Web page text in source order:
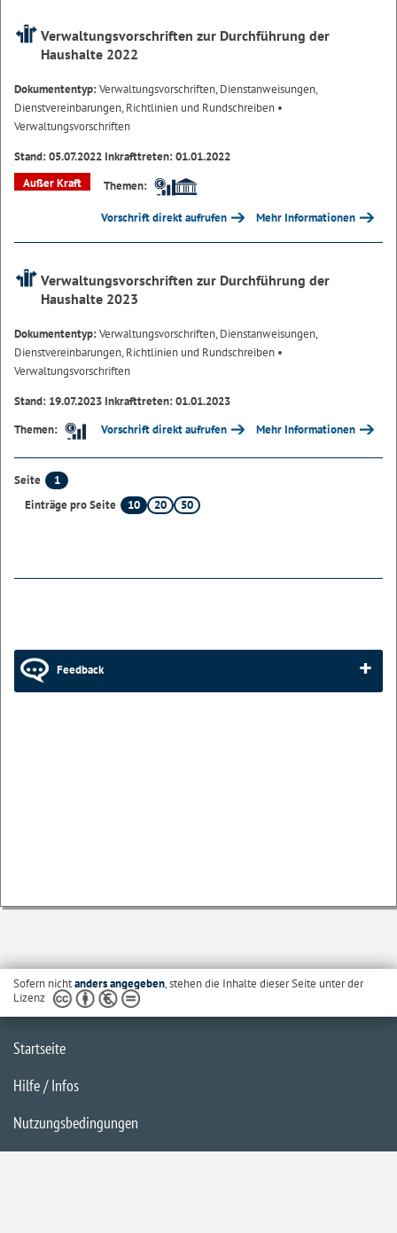
Verwaltungsvorschriften zur Durchführung der
Haushalte 2022
Dokumententyp:Verwaltungsvorschriften, Dienstanweisungen,
Dienstvereinbarungen, Richtlinien und Rundschreiben •
Verwaltungsvorschriften
Stand: 05.07.2022 Inkrafttreten: 01.01.2022
Außer Kraft
Themen:
Vorschrift direkt aufrufen Mehr Informationen
Verwaltungsvorschriften zur Durchführung der
Haushalte 2023
Dokumententyp:Verwaltungsvorschriften, Dienstanweisungen,
Dienstvereinbarungen, Richtlinien und Rundschreiben •
Verwaltungsvorschriften
Stand: 19.07.2023 Inkrafttreten: 01.01.2023
Themen:
Vorschrift direkt aufrufen Mehr Informationen
Seite
1
Einträge pro Seite
10 20 50
Feedback
Sofern nichtanders angegeben, stehen die Inhalte dieser Seite unter der
Lizenz
Startseite
Hilfe / Infos
Nutzungsbedingungen